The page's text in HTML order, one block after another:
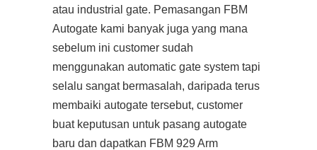
atau industrial gate. Pemasangan FBM
Autogate kami banyak juga yang mana
sebelum ini customer sudah
menggunakan automatic gate system tapi
selalu sangat bermasalah, daripada terus
membaiki autogate tersebut, customer
buat keputusan untuk pasang autogate
baru dan dapatkan FBM 929 Arm